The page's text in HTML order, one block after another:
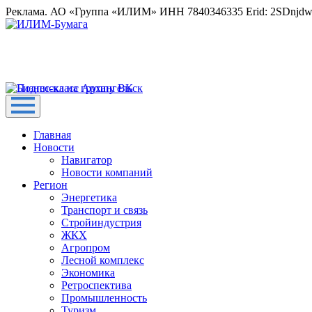
Реклама. АО «Группа «ИЛИМ» ИНН 7840346335 Erid:
Главная
Новости
Навигатор
Новости компаний
Регион
Энергетика
Транспорт и связь
Стройиндустрия
ЖКХ
Агропром
Лесной комплекс
Экономика
Ретроспектива
Промышленность